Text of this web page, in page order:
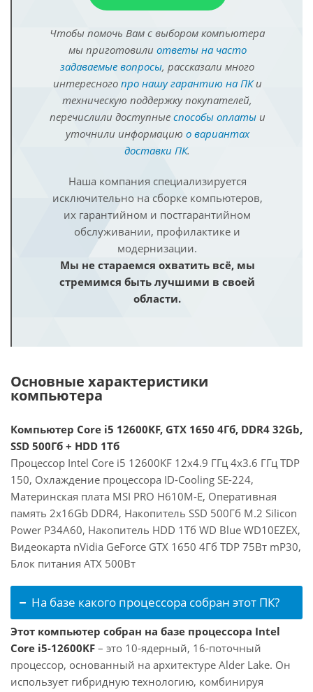
Чтобы помочь Вам с выбором компьютера
мы приготовили ответы на часто
задаваемые вопросы, рассказали много
интересного про нашу гарантию на ПКи
техническую поддержку покупателей,
перечислили доступные способы оплатыи
уточнили информацию о вариантах
доставки ПК.
Наша компания специализируется
исключительно на сборке компьютеров,
их гарантийном и постгарантийном
обслуживании, профилактике и
модернизации.
Мы не стараемся охватить всё, мы
стремимся быть лучшими в своей
области.
Основные характеристики
компьютера
Компьютер Core i5 12600KF, GTX 1650 4Гб, DDR4 32Gb,
SSD 500Гб + HDD 1Тб
Процессор Intel Core i5 12600KF 12x4.9 ГГц 4x3.6 ГГц TDP
150, Охлаждение процессора ID-Cooling SE-224,
Материнская плата MSI PRO H610M-E, Оперативная
память 2x16Gb DDR4, Накопитель SSD 500Гб M.2 Silicon
Power P34A60, Накопитель HDD 1Тб WD Blue WD10EZEX,
Видеокарта nVidia GeForce GTX 1650 4Гб TDP 75Вт mP30,
Блок питания ATX 500Вт
На базе какого процессора собран этот ПК?
Этот компьютер собран на базе процессора Intel
Core i5-12600KF – это 10-ядерный, 16-поточный
процессор, основанный на архитектуре Alder Lake. Он
использует гибридную технологию, комбинируя